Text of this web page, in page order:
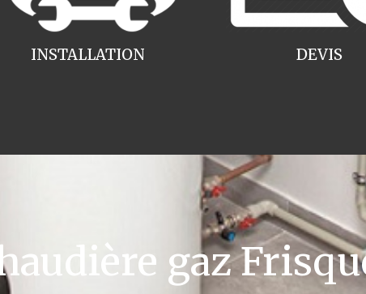
INSTALLATION DEVIS
gaz